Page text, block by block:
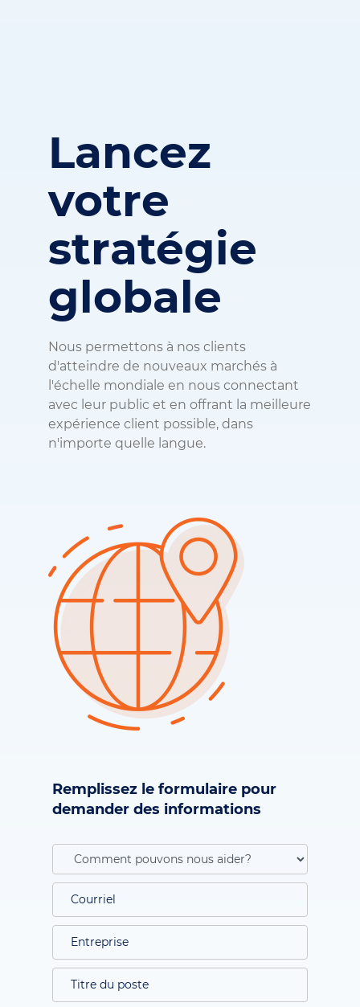
Lancez
votre
stratégie
globale
Nous permettons à nos clients
d'atteindre de nouveaux marchés à
l'échelle mondiale en nous connectant
avec leur public et en offrant la meilleure
expérience client possible, dans
n'importe quelle langue.
Remplissez le formulaire pour
demander des informations